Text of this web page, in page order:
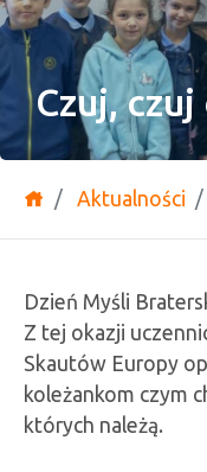
Czuj,
Aktualności
Dzień Myśli
Z tej okazji
Skautów Europy
koleżankom czym
których należą.